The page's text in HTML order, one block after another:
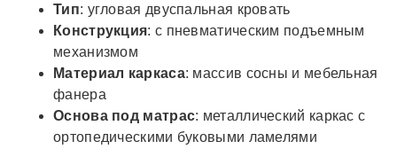
Тип: угловая двуспальная кровать
Конструкция: с пневматическим подъемным
механизмом
Материал каркаса: массив сосны и мебельная
фанера
Основа под матрас: металлический каркас с
ортопедическими буковыми ламелями